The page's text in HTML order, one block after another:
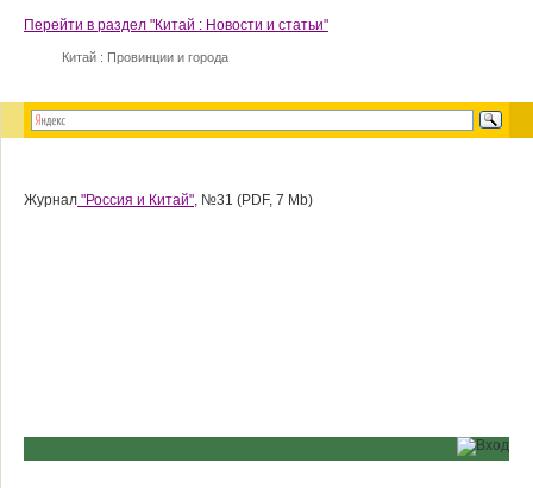
Перейти в раздел "Китай : Новости и статьи"
Китай : Провинции и города
Журнал "Россия и Китай", №31 (PDF, 7 Mb)